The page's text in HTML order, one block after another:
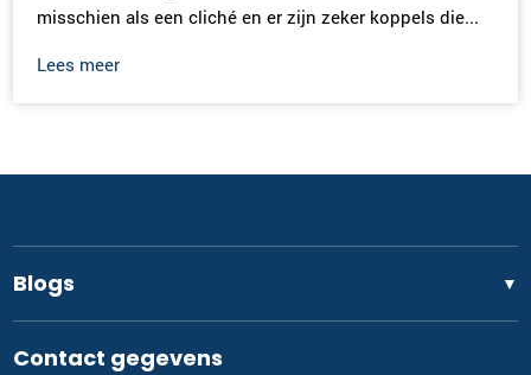
misschien als een cliché en er zijn zeker koppels die...
Lees meer
Blogs ▼
Contact gegevens